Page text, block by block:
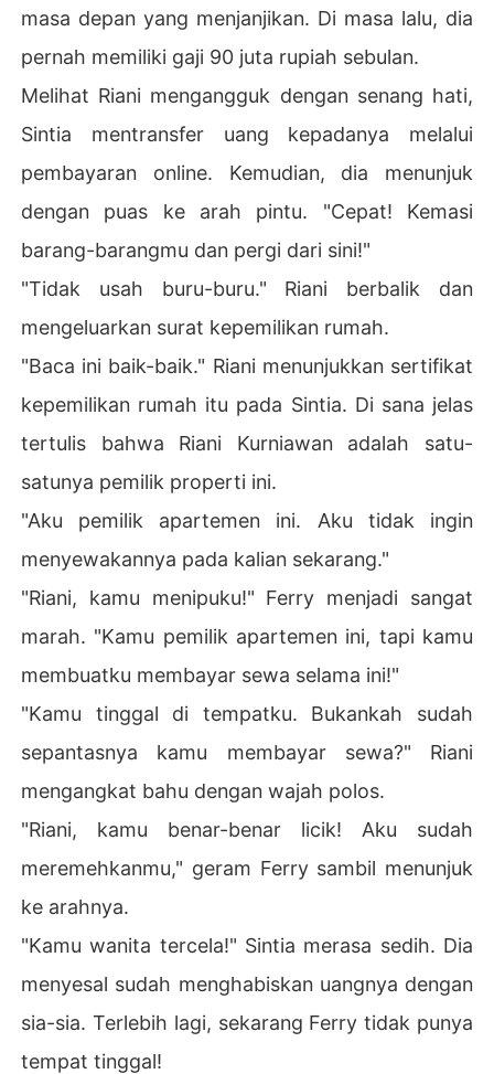
masa depan yang menjanjikan. Di masa lalu, dia
pernah memiliki gaji 90 juta rupiah sebulan.
Melihat Riani mengangguk dengan senang hati,
Sintia mentransfer uang kepadanya melalui
pembayaran online. Kemudian, dia menunjuk
dengan puas ke arah pintu. "Cepat! Kemasi
barang-barangmu dan pergi dari sini!"
"Tidak usah buru-buru." Riani berbalik dan
mengeluarkan surat kepemilikan rumah.
"Baca ini baik-baik." Riani menunjukkan sertifikat
kepemilikan rumah itu pada Sintia. Di sana jelas
tertulis bahwa Riani Kurniawan adalah satu-
satunya pemilik properti ini.
"Aku pemilik apartemen ini. Aku tidak ingin
menyewakannya pada kalian sekarang."
"Riani, kamu menipuku!" Ferry menjadi sangat
marah. "Kamu pemilik apartemen ini, tapi kamu
membuatku membayar sewa selama ini!"
"Kamu tinggal di tempatku. Bukankah sudah
sepantasnya kamu membayar sewa?" Riani
mengangkat bahu dengan wajah polos.
"Riani, kamu benar-benar licik! Aku sudah
meremehkanmu," geram Ferry sambil menunjuk
ke arahnya.
"Kamu wanita tercela!" Sintia merasa sedih. Dia
menyesal sudah menghabiskan uangnya dengan
sia-sia. Terlebih lagi, sekarang Ferry tidak punya
tempat tinggal!